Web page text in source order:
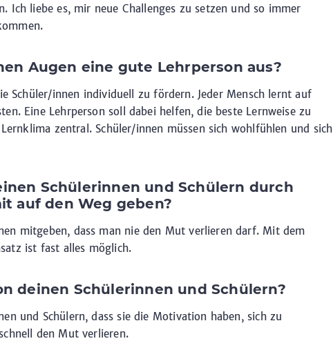
Ich liebe es, mir neue Challenges zu setzen und so immer
Augen eine gute Lehrperson aus?
Schüler/innen individuell zu fördern. Jeder Mensch lernt auf
Eine Lehrperson soll dabei helfen, die beste Lernweise zu
zentral. Schüler/innen müssen sich wohlfühlen und sich
Schülerinnen und Schülern durch
auf den Weg geben?
mitgeben, dass man nie den Mut verlieren darf. Mit dem
ist fast alles möglich.
deinen Schülerinnen und Schülern?
und Schülern, dass sie die Motivation haben, sich zu
den Mut verlieren.